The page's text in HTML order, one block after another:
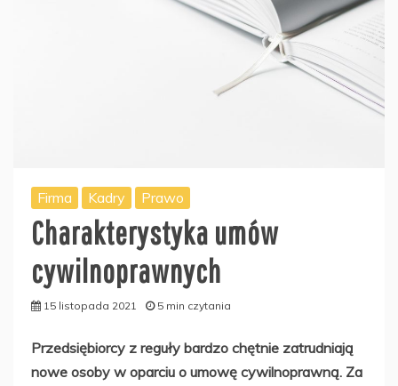
Firma Kadry Prawo
Charakterystyka umów
cywilnoprawnych
15 listopada 2021 5 min czytania
Przedsiębiorcy z reguły bardzo chętnie zatrudniają
nowe osoby w oparciu o umowę cywilnoprawną. Za